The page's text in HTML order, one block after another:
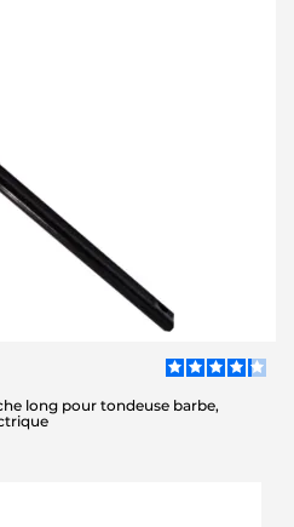
long pour tondeuse barbe,